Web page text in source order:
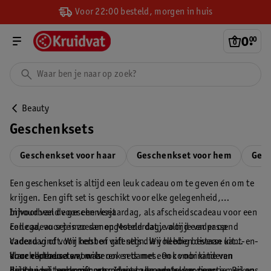
Voor 22:00 besteld, morgen in huis
0.
00
Beauty
Geschenksets
Geschenkset voor haar Geschenkset voor hem
Een geschenkset is altijd een leuk cadeau om te geven én om te
krijgen. Een gift set is geschikt voor elke gelegenheid,
bijvoorbeeld voor een verjaardag, als afscheidscadeau voor een
collega, voor je moeder op Moederdag, voor je vader op
Vaderdag of voor kerst of valentijn. Wij hebben diverse kant-en-
klare cadeausets voor heren en dames. Ook voor kinderen
Inhoud van de geschenkset
Een cadeau set is zo samengesteld dat je altijd een passend
cadeau vindt. Wij hebben gift sets die volledig bestaan uit
doucheproducten, maar ook sets met een combinatie van
Voor elk thema wat wils